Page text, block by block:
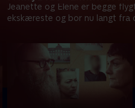
Jeanette og Elene er begge
ekskæreste og bor nu langt fra